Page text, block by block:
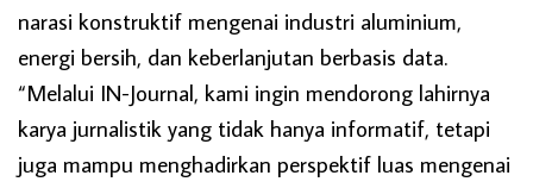
narasi konstruktif mengenai industri aluminium,
energi bersih, dan keberlanjutan berbasis data.
“Melalui IN-Journal, kami ingin mendorong lahirnya
karya jurnalistik yang tidak hanya informatif, tetapi
juga mampu menghadirkan perspektif luas mengenai